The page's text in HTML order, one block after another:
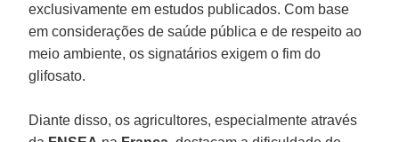
exclusivamente em estudos publicados. Com base
em considerações de saúde pública e de respeito ao
meio ambiente, os signatários exigem o fim do
glifosato.
Diante disso, os agricultores, especialmente através